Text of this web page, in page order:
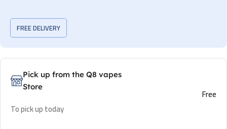
FREE DELIVERY
Pick up from the Q8 vapes
Store
To pick up today
Free